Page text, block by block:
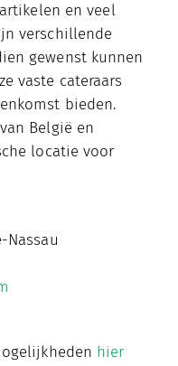
en veel
verschillende
gewenst kunnen
vaste cateraars
bieden.
België en
locatie voor
Nassau
hier